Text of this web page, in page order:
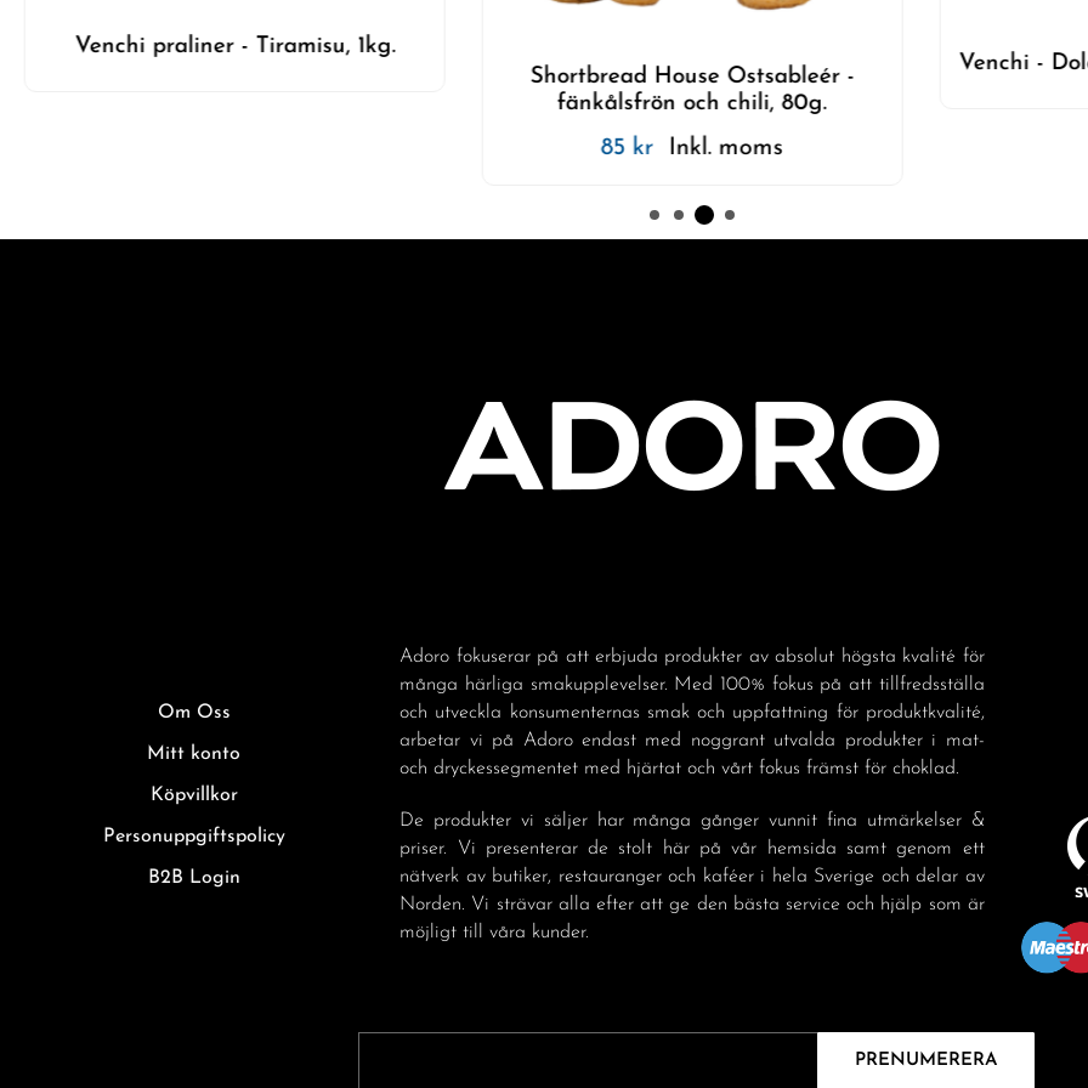
Venchi praliner - Tiramisu, 1kg.
Shortbread House Ostsableér -
fänkålsfrön och chili, 80g.
85 kr Inkl. moms
Venchi -
Om Oss
Mitt konto
Köpvillkor
Personuppgiftspolicy
B2B Login
Adoro fokuserar på att erbjuda produkter av absolut högsta kvalité för
många härliga smakupplevelser. Med 100% fokus på att tillfredsställa
och utveckla konsumenternas smak och uppfattning för produktkvalité,
arbetar vi på Adoro endast med noggrant utvalda produkter i mat-
och dryckessegmentet med hjärtat och vårt fokus främst för choklad.
De produkter vi säljer har många gånger vunnit fina utmärkelser &
priser. Vi presenterar de stolt här på vår hemsida samt genom ett
nätverk av butiker, restauranger och kaféer i hela Sverige och delar av
Norden. Vi strävar alla efter att ge den bästa service och hjälp som är
möjligt till våra kunder.
PRENUMERERA